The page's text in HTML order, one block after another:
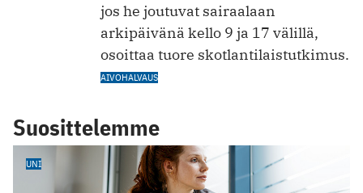
jos he joutuvat sairaalaan
arkipäivänä kello 9 ja 17 välillä,
osoittaa tuore skotlantilaistutkimus.
AIVOHALVAUS
Suosittelemme
UNI